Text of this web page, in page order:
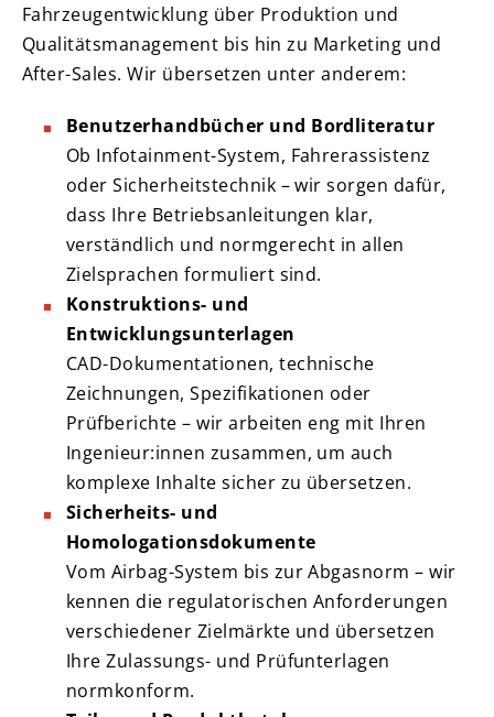
Fahrzeugentwicklung über Produktion und
Qualitätsmanagement bis hin zu Marketing und
After-Sales. Wir übersetzen unter anderem:
Benutzerhandbücher und Bordliteratur
Ob Infotainment-System, Fahrerassistenz
oder Sicherheitstechnik – wir sorgen dafür,
dass Ihre Betriebsanleitungen klar,
verständlich und normgerecht in allen
Zielsprachen formuliert sind.
Konstruktions- und
Entwicklungsunterlagen
CAD-Dokumentationen, technische
Zeichnungen, Spezifikationen oder
Prüfberichte – wir arbeiten eng mit Ihren
Ingenieur:innen zusammen, um auch
komplexe Inhalte sicher zu übersetzen.
Sicherheits- und
Homologationsdokumente
Vom Airbag-System bis zur Abgasnorm – wir
kennen die regulatorischen Anforderungen
verschiedener Zielmärkte und übersetzen
Ihre Zulassungs- und Prüfunterlagen
normkonform.